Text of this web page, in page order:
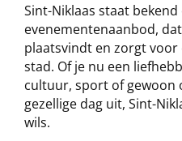
Sint-Niklaas staat
evenementenaanbod,
plaatsvindt en zorgt voor
stad. Of je nu een
cultuur, sport of gewoon
gezellige dag uit, Sint-
wils.